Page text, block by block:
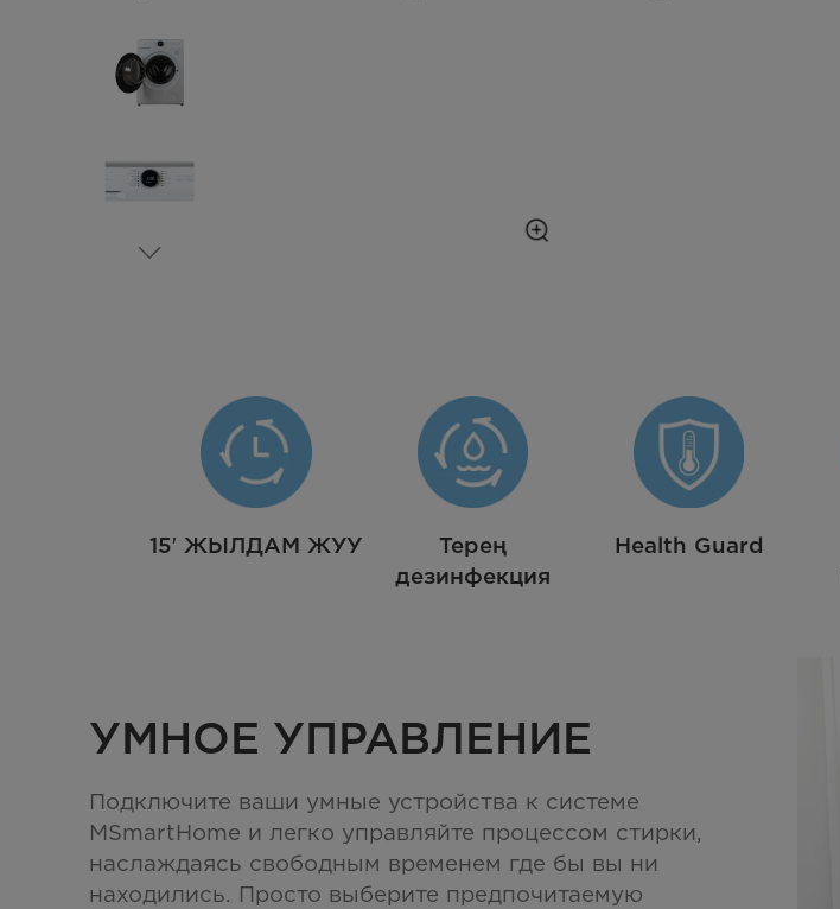
15′ ЖЫЛДАМ ЖУУ
Терең
дезинфекция
Health Guard
УМНОЕ УПРАВЛЕНИЕ
Подключите ваши умные устройства к системе
MSmartHome и легко управляйте процессом стирки,
наслаждаясь свободным временем где бы вы ни
находились. Просто выберите предпочитаемую